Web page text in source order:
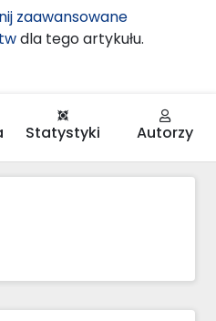
zaawansowane
dla tego artykułu.
Statystyki Autorzy